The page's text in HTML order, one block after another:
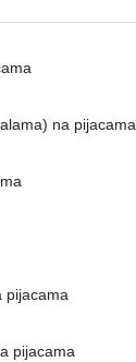
na pijacama
pijacama
pijacama